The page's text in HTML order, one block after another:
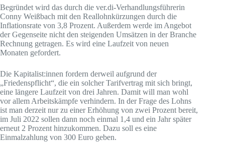
Begründet wird das durch die ver.di-Verhandlungsführerin
Conny Weißbach mit den Reallohnkürzungen durch die
Inflationsrate von 3,8 Prozent. Außerdem werde im Angebot
der Gegenseite nicht den steigenden Umsätzen in der Branche
Rechnung getragen. Es wird eine Laufzeit von neuen
Monaten gefordert.
Die Kapitalist:innen fordern derweil aufgrund der
„Friedenspflicht“, die ein solcher Tarifvertrag mit sich bringt,
eine längere Laufzeit von drei Jahren. Damit will man wohl
vor allem Arbeitskämpfe verhindern. In der Frage des Lohns
ist man derzeit nur zu einer Erhöhung von zwei Prozent bereit,
im Juli 2022 sollen dann noch einmal 1,4 und ein Jahr später
erneut 2 Prozent hinzukommen. Dazu soll es eine
Einmalzahlung von 300 Euro geben.